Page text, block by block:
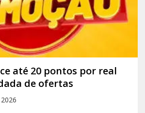
até 20 pontos por real
de ofertas